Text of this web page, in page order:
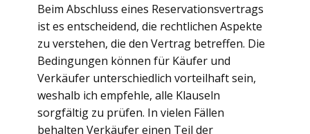
Beim Abschluss eines Reservationsvertrags
ist es entscheidend, die rechtlichen Aspekte
zu verstehen, die den Vertrag betreffen. Die
Bedingungen können für Käufer und
Verkäufer unterschiedlich vorteilhaft sein,
weshalb ich empfehle, alle Klauseln
sorgfältig zu prüfen. In vielen Fällen
behalten Verkäufer einen Teil der